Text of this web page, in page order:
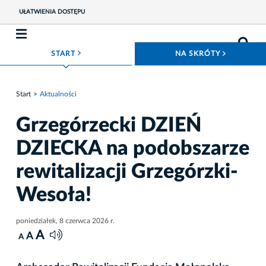
UŁATWIENIA DOSTĘPU
START ROZWIŃ MENU NA SKRÓTY
Start Aktualności
Grzegórzecki DZIEŃ
DZIECKA na podobszarze
rewitalizacji Grzegórzki-
Wesoła!
poniedziałek, 8 czerwca 2026 r.
A A A